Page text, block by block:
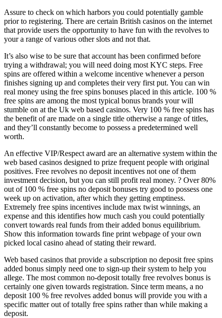
Assure to check on which harbors you could potentially gamble
prior to registering. There are certain British casinos on the internet
that provide users the opportunity to have fun with the revolves to
your a range of various other slots and not that.
It’s also wise to be sure that account has been confirmed before
trying a withdrawal; you will need doing most KYC steps. Free
spins are offered within a welcome incentive whenever a person
finishes signing up and completes their very first put. You can win
real money using the free spins bonuses placed in this article. 100 %
free spins are among the most typical bonus brands your will
stumble on at the Uk web based casinos. Very 100 % free spins has
the benefit of are made on a single title otherwise a range of titles,
and they’ll constantly become to possess a predetermined well
worth.
An effective VIP/Respect award are an alternative system within the
web based casinos designed to prize frequent people with original
positives. Free revolves no deposit incentives not one of them
investment decision, but you can still profit real money. ? Over 80%
out of 100 % free spins no deposit bonuses try good to possess one
week up on activation, after which they getting emptiness.
Extremely free spins incentives include max twist winnings, an
expense and this identifies how much cash you could potentially
convert towards real funds from their added bonus equilibrium.
Show this information towards fine print webpage of your own
picked local casino ahead of stating their reward.
Web based casinos that provide a subscription no deposit free spins
added bonus simply need one to sign-up their system to help you
allege. The most common no-deposit totally free revolves bonus is
certainly one given towards registration. Since term means, a no
deposit 100 % free revolves added bonus will provide you with a
specific matter out of totally free spins rather than while making a
deposit.